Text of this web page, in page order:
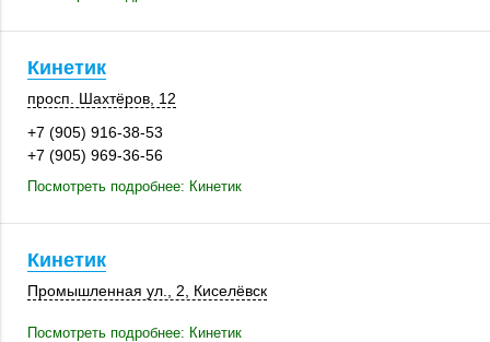
Кинетик
просп. Шахтёров, 12
+7 (905) 916-38-53
+7 (905) 969-36-56
Посмотреть подробнее: Кинетик
Кинетик
Промышленная ул., 2 Киселёвск
Посмотреть подробнее: Кинетик